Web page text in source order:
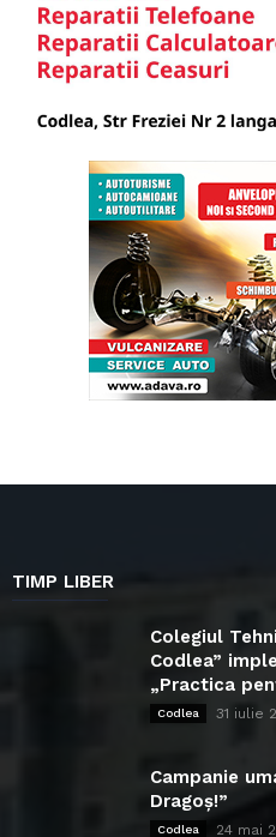
TIMP LIBER
Colegiul
Codlea”
„Practica
Codlea 31 iulie
Campanie
Dragoș!”
Codlea 24 mai